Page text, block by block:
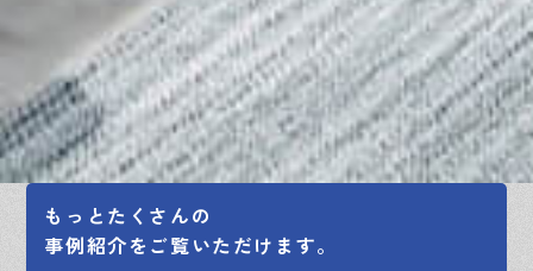
もっとたくさんの
事例紹介をご覧いただけます。